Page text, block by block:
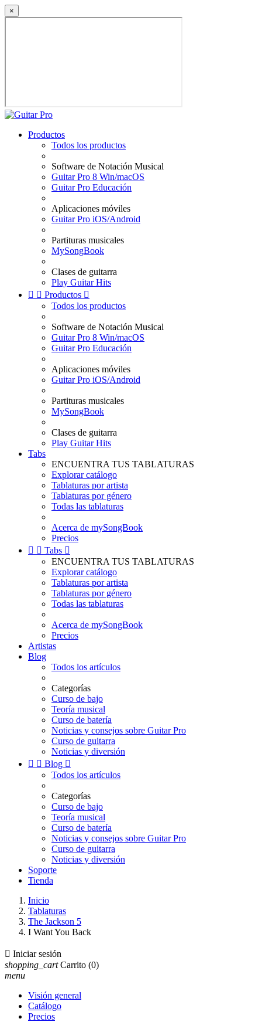
×
Productos
Todos los productos
Software de Notación Musical
Guitar Pro 8 Win/macOS
Guitar Pro Educación
Aplicaciones móviles
Guitar Pro iOS/Android
Partituras musicales
MySongBook
Clases de guitarra
Play Guitar Hits
  Productos 
Todos los productos
Software de Notación Musical
Guitar Pro 8 Win/macOS
Guitar Pro Educación
Aplicaciones móviles
Guitar Pro iOS/Android
Partituras musicales
MySongBook
Clases de guitarra
Play Guitar Hits
Tabs
ENCUENTRA TUS TABLATURAS
Explorar catálogo
Tablaturas por artista
Tablaturas por género
Todas las tablaturas
Acerca de mySongBook
Precios
  Tabs 
ENCUENTRA TUS TABLATURAS
Explorar catálogo
Tablaturas por artista
Tablaturas por género
Todas las tablaturas
Acerca de mySongBook
Precios
Artistas
Blog
Todos los artículos
Categorías
Curso de bajo
Teoría musical
Curso de batería
Noticias y consejos sobre Guitar Pro
Curso de guitarra
Noticias y diversión
  Blog 
Todos los artículos
Categorías
Curso de bajo
Teoría musical
Curso de batería
Noticias y consejos sobre Guitar Pro
Curso de guitarra
Noticias y diversión
Soporte
Tienda
Inicio
Tablaturas
The Jackson 5
I Want You Back
 Iniciar sesión
shopping_cart Carrito (0)
menu
Visión general
Catálogo
Precios